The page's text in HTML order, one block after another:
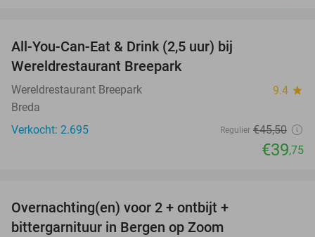
All-You-Can-Eat & Drink (2,5 uur) bij
Wereldrestaurant Breepark
Wereldrestaurant Breepark 9.4 star
Breda
Verkocht: 2.695
Regulier €45,50
€39,75
Overnachting(en) voor 2 + ontbijt +
bittergarnituur in Bergen op Zoom